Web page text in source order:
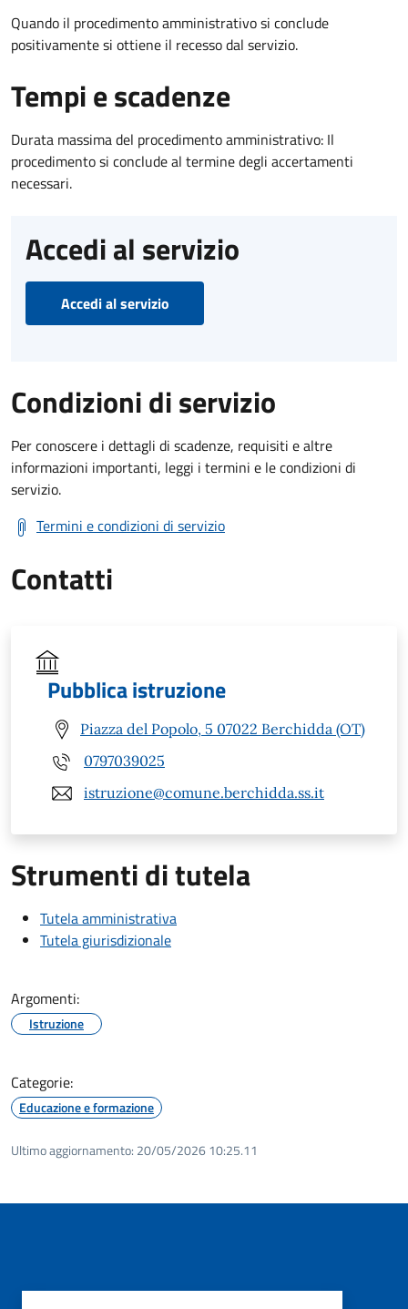
Quando il procedimento amministrativo si conclude
positivamente si ottiene il recesso dal servizio.
Tempi e scadenze
Durata massima del procedimento amministrativo: Il
procedimento si conclude al termine degli accertamenti
necessari.
Accedi al servizio
Accedi al servizio
Condizioni di servizio
Per conoscere i dettagli di scadenze, requisiti e altre
informazioni importanti, leggi i termini e le condizioni di
servizio.
Termini e condizioni di servizio
Contatti
Pubblica istruzione
Piazza del Popolo, 5 07022 Berchidda (OT)
0797039025
istruzione@comune.berchidda.ss.it
Strumenti di tutela
Tutela amministrativa
Tutela giurisdizionale
Argomenti:
Istruzione
Categorie:
Educazione e formazione
Ultimo aggiornamento: 20/05/2026 10:25.11